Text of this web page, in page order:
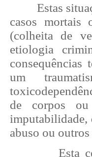
Estas
casos mortais
(colheita de
etiologia
consequências
um
de corpos ou
imputabilidade,
abuso ou
Esta